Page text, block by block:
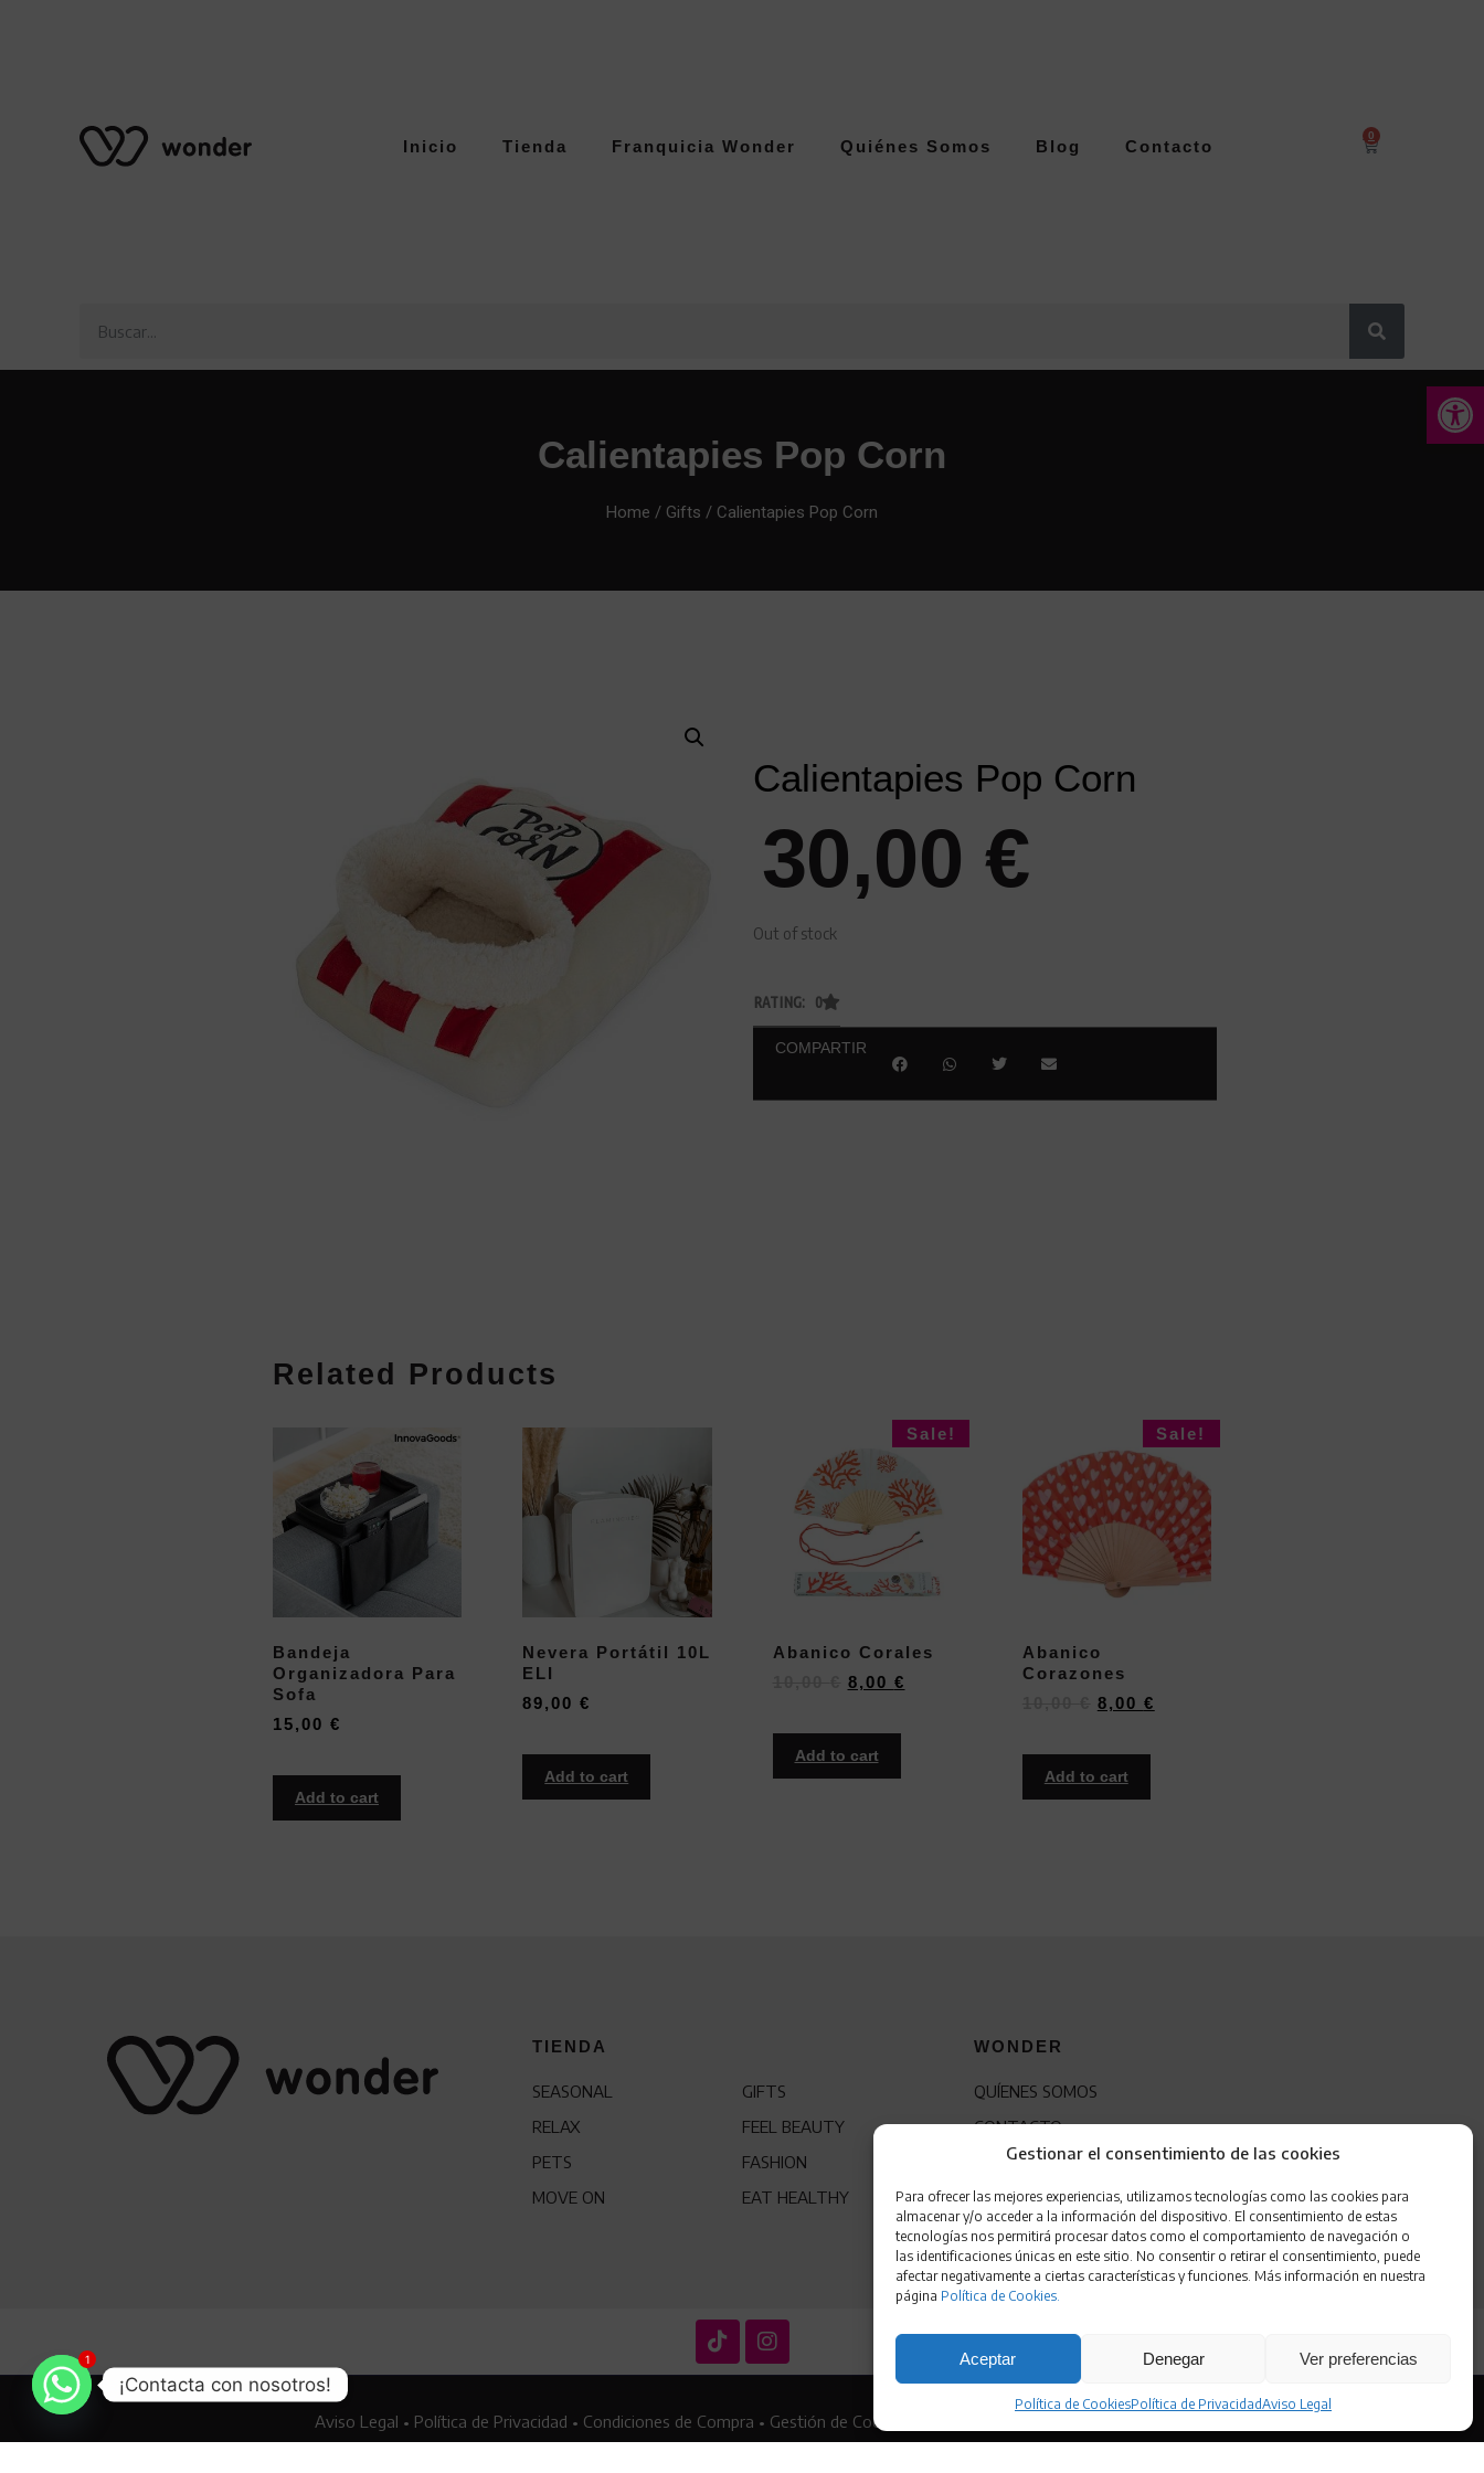
Abrir
Gestionar el consentimiento de las cookies
Para ofrecer las mejores experiencias, utilizamos tecnologías como las cookies para
almacenar y/o acceder a la información del dispositivo. El consentimiento de estas
tecnologías nos permitirá procesar datos como el comportamiento de navegación o
las identificaciones únicas en este sitio. No consentir o retirar el consentimiento, puede
afectar negativamente a ciertas características y funciones. Más información en nuestra
página Política de Cookies.
Aceptar Denegar Ver preferencias
Política de CookiesPolítica de PrivacidadAviso Legal
Inicio Tienda Franquicia Wonder Quiénes Somos Blog Contacto
0
Calientapies Pop Corn
Home / Gifts / Calientapies Pop Corn
Calientapies Pop Corn
30,00€
Out of stock
RATING: 0
COMPARTIR
Related Products
Bandeja
Organizadora Para
Sofa
15,00 €
Add to cart
Nevera Portátil 10L
ELI
89,00€
Add to cart
Sale!
Abanico Corales
8,00 €
Add to cart
Sale!
Abanico
Corazones
8,00 €
Add to cart
TIENDA
SEASONAL
RELAX
PETS
MOVE ON
GIFTS
FEEL BEAUTY
FASHION
EAT HEALTHY
WONDER
QUÍENES SOMOS
CONTACTO
FRANQUICIA
Aviso Legal • Política de Privacidad • Condiciones de Compra • Gestión de Cookies
1
¡Contacta con nosotros!